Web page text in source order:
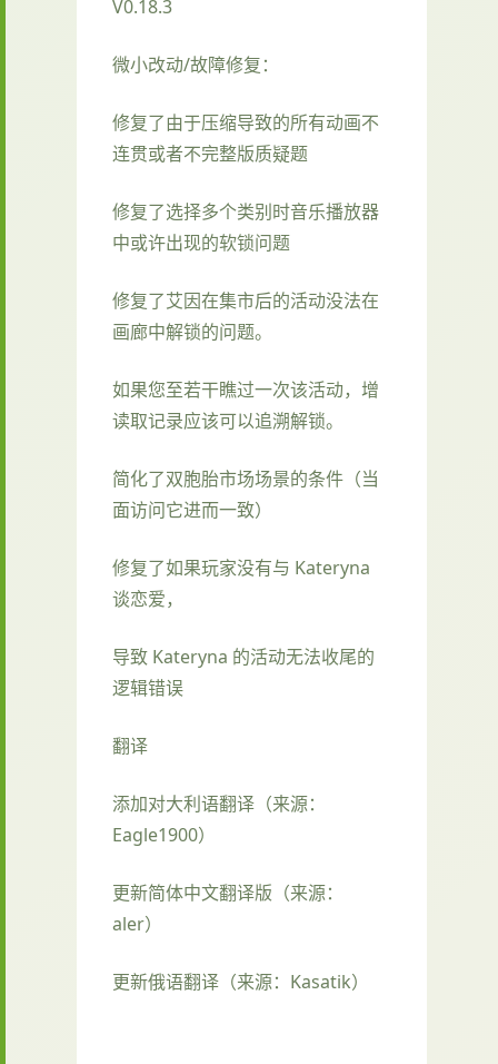
V0.18.3
微小改动/故障修复：
修复了由于压缩导致的所有动画不
连贯或者不完整版质疑题
修复了选择多个类别时音乐播放器
中或许出现的软锁问题
修复了艾因在集市后的活动没法在
画廊中解锁的问题。
如果您至若干瞧过一次该活动，增
读取记录应该可以追溯解锁。
简化了双胞胎市场场景的条件（当
面访问它进而一致）
修复了如果玩家没有与 Kateryna
谈恋爱，
导致 Kateryna 的活动无法收尾的
逻辑错误
翻译
添加对大利语翻译（来源：
Eagle1900）
更新简体中文翻译版（来源：
aler）
更新俄语翻译（来源：Kasatik）